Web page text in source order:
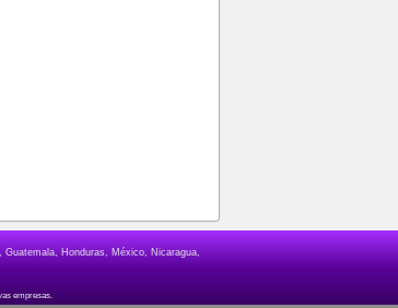
Honduras, México, Nicaragua,